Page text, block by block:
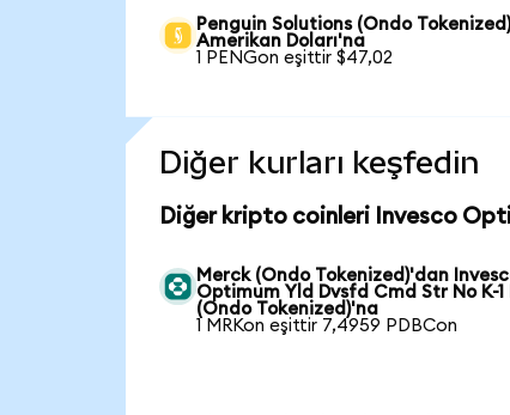
Penguin Solutions (Ondo
Amerikan Doları'na
1 PENGon eşittir $47,02
Diğer kurları keşfedin
Diğer kripto coinleri Invesco
Merck (Ondo Tokenized)'dan
Optimum Yld Dvsfd Cmd Str No K-1
(Ondo Tokenized)'na
1 MRKon eşittir 7,4959 PDBCon